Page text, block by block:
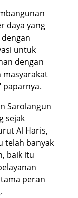
daya yang
untuk
dengan
paparnya.
Sarolangun
sejak
Al Haris,
telah banyak
baik itu
peran